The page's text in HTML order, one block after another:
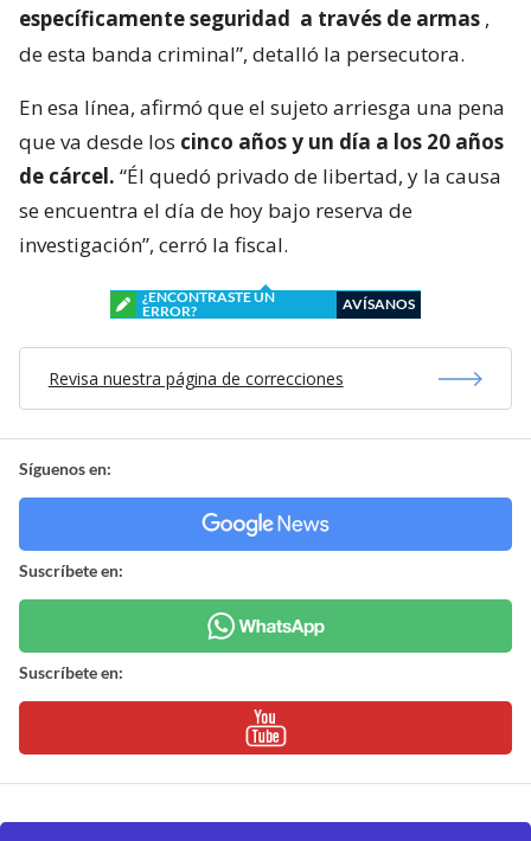
específicamente seguridad a través de armas ,
de esta banda criminal”, detalló la persecutora.
En esa línea, afirmó que el sujeto arriesga una pena
que va desde los cinco años y un día a los 20 años
de cárcel. “Él quedó privado de libertad, y la causa
se encuentra el día de hoy bajo reserva de
investigación”, cerró la fiscal.
¿ENCONTRASTE UN
ERROR?
AVÍSANOS
Revisa nuestra página de correcciones
Síguenos en:
Suscríbete en:
Suscríbete en: